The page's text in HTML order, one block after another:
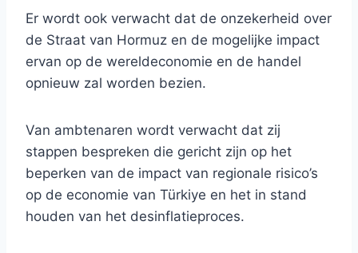
Er wordt ook verwacht dat de onzekerheid over
de Straat van Hormuz en de mogelijke impact
ervan op de wereldeconomie en de handel
opnieuw zal worden bezien.
Van ambtenaren wordt verwacht dat zij
stappen bespreken die gericht zijn op het
beperken van de impact van regionale risico’s
op de economie van Türkiye en het in stand
houden van het desinflatieproces.